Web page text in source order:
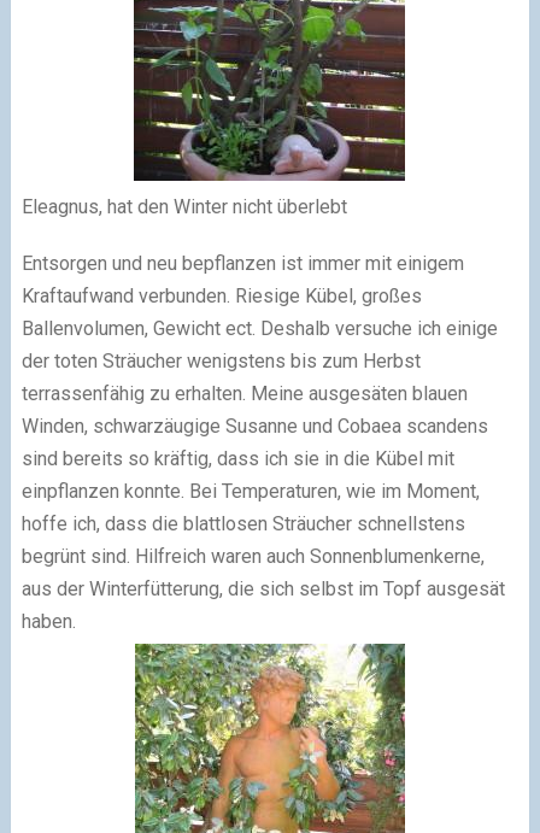
Eleagnus, hat den Winter nicht überlebt
Entsorgen und neu bepflanzen ist immer mit einigem
Kraftaufwand verbunden. Riesige Kübel, großes
Ballenvolumen, Gewicht ­ect. Deshalb ­versuche ich einige
der toten Sträucher wenigstens bis zum Herbst
terrassenfähig zu erhalten Meine ausgesäten blauen
Winden, schwarzäugige Susanne und Cobaea scandens
sind bereits so kräftig, dass ich sie in die Kübel mit
einpflanzen konnte. Bei Temperaturen, wie im Moment,
hoffe ich, dass die blattlosen Sträucher schnellstens
begrünt sind. Hilfreich waren auch Sonnenblumenkerne,
aus der Winterfütterung, die sich selbst im Topf ausgesät
haben.